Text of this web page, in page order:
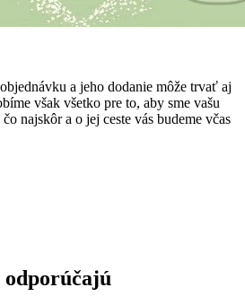
a jeho dodanie môže trvať aj
však všetko pre to, aby sme vašu
najskôr a o jej ceste vás budeme včas